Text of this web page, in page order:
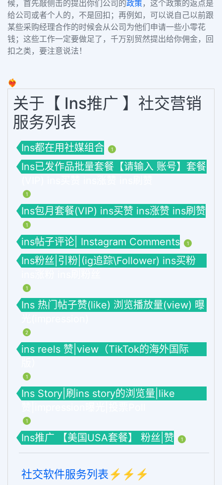
候，首先敲侧击的提出你们公司的政策 ，这个政策的返点是
给公司或者个人的，不是回扣；再例如，可以说自己以前跟
某些采购经理合作的时候会从公司为他们申请一些小零花
钱；这些工作一定要做足了，千万别贸然提出给你佣金，回
扣之类，要注意说法！
❤️‍🔥
关于【 Ins推广 】社交营销
服务列表
Ins都在用社媒组合 1
Ins已发作品批量套餐【请输入 账号】套餐
1
Ins包月套餐(VIP) ins买赞 ins涨赞 ins刷赞
1
ins帖子评论| Instagram Comments 1
Ins粉丝|引粉|(ig追踪\Follower) ins买粉
1
Ins 热门帖子赞(like) 浏览播放量(view) 曝
2
ins reels 赞|view（TikTok的海外国际
1
Ins Story|刷ins story的浏览量|like
1
Ins推广 【美国USA套餐】 粉丝|赞 1
社交软件服务列表⚡️⚡️⚡️